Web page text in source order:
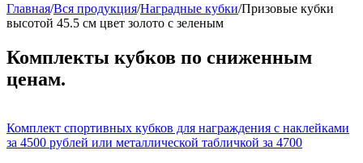
Главная/Вся продукция/Наградные кубки/Призовые кубки
высотой 45.5 см цвет золото с зеленым
Комплекты кубков по сниженным
ценам.
Комплект спортивных кубков для награждения с наклейками
за 4500 рублей или металлической табличкой за 4700